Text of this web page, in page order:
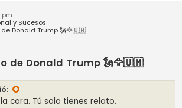
y Sucesos
de Donald Trump 🗽🦅🇺🇲
de Donald Trump 🗽🦅🇺🇲
cara. Tú solo tienes relato.